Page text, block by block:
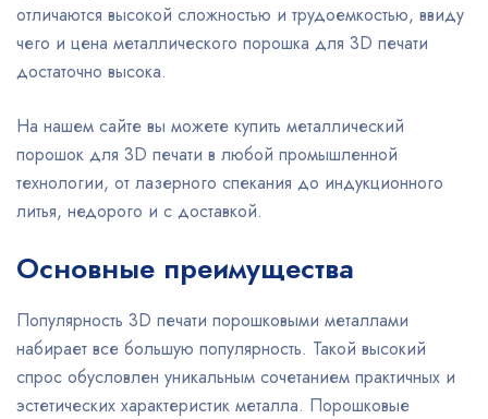
отличаются высокой сложностью и трудоемкостью, ввиду
чего и цена металлического порошка для 3D печати
достаточно высока.
На нашем сайте вы можете купить металлический
порошок для 3D печати в любой промышленной
технологии, от лазерного спекания до индукционного
литья, недорого и с доставкой.
Основные преимущества
Популярность 3D печати порошковыми металлами
набирает все большую популярность. Такой высокий
спрос обусловлен уникальным сочетанием практичных и
эстетических характеристик металла. Порошковые